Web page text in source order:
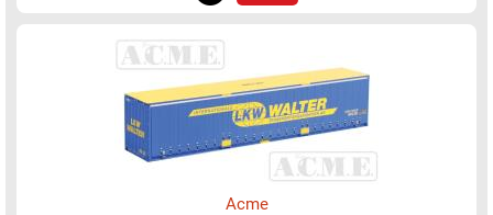
Acme